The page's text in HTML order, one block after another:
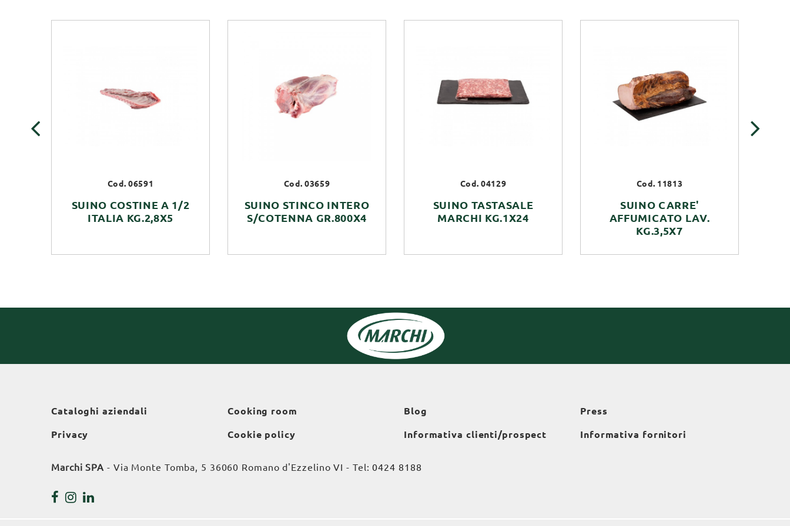
Cod. 06591
SUINO COSTINE A 1/2
ITALIA KG.2,8X5
Cod. 03659
SUINO STINCO INTERO
S/COTENNA GR.800X4
Cod. 04129
SUINO TASTASALE
MARCHI KG.1X24
Cod. 11813
SUINO CARRE'
AFFUMICATO LAV.
KG.3,5X7
Cataloghi aziendali
Privacy
Cooking room
Cookie policy
Blog
Informativa clienti/prospect
Press
Informativa fornitori
Marchi SPA - Via Monte Tomba, 5 36060 Romano d'Ezzelino VI - Tel:0424 8188